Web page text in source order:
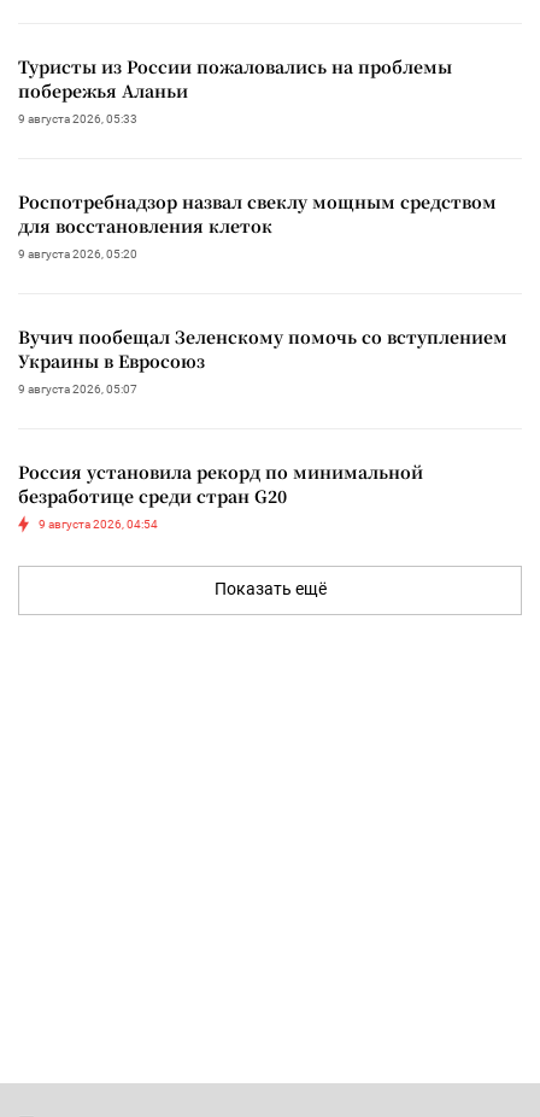
Туристы из России пожаловались на проблемы
побережья Аланьи
9 августа 2026, 05:33
Роспотребнадзор назвал свеклу мощным средством
для восстановления клеток
9 августа 2026, 05:20
Вучич пообещал Зеленскому помочь со вступлением
Украины в Евросоюз
9 августа 2026, 05:07
Россия установила рекорд по минимальной
безработице среди стран G20
9 августа 2026, 04:54
Показать ещё